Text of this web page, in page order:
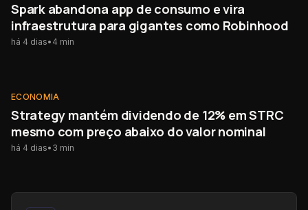
Spark abandona app de consumo e vira
infraestrutura para gigantes como Robinhood
há 4 dias• 4 min
ECONOMIA
ECONOMIA
Strategy mantém dividendo de 12% em STRC
mesmo com preço abaixo do valor nominal
há 4 dias• 3 min